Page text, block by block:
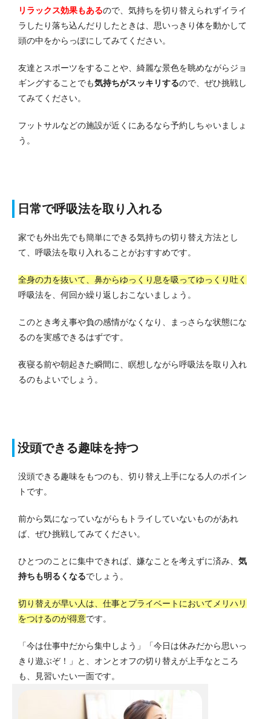
リラックス効果もあるので、気持ちを切り替えられずイライ
ラしたり落ち込んだりしたときは、思いっきり体を動かして
頭の中をからっぽにしてみてください。
友達とスポーツをすることや、綺麗な景色を眺めながらジョ
ギングすることでも気持ちがスッキリするので、ぜひ挑戦し
てみてください。
フットサルなどの施設が近くにあるなら予約しちゃいましょ
う。
日常で呼吸法を取り入れる
家でも外出先でも簡単にできる気持ちの切り替え方法とし
て、呼吸法を取り入れることがおすすめです。
全身の力を抜いて、鼻からゆっくり息を吸ってゆっくり吐く
呼吸法を、何回か繰り返しおこないましょう。
このとき考え事や負の感情がなくなり、まっさらな状態にな
るのを実感できるはずです。
夜寝る前や朝起きた瞬間に、瞑想しながら呼吸法を取り入れ
るのもよいでしょう。
没頭できる趣味を持つ
没頭できる趣味をもつのも、切り替え上手になる人のポイン
トです。
前から気になっていながらもトライしていないものがあれ
ば、ぜひ挑戦してみてください。
ひとつのことに集中できれば、嫌なことを考えずに済み、 気
持ちも明るくなるでしょう。
切り替えが早い人は、仕事とプライベートにおいてメリハリ
をつけるのが得意です。
「今は仕事中だから集中しよう」「今日は休みだから思いっ
きり遊ぶぞ！」と、オンとオフの切り替えが上手なところ
も、見習いたい一面です。